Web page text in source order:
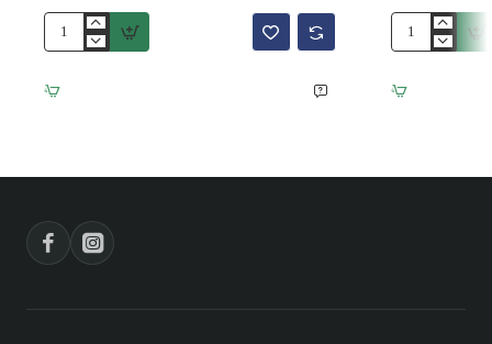
Cristalli
mouse
gray
cm
Cristalli
scarlet
5.7x4.7